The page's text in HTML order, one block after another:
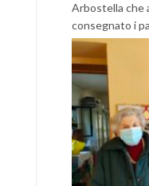
Arbostella che
consegnato i